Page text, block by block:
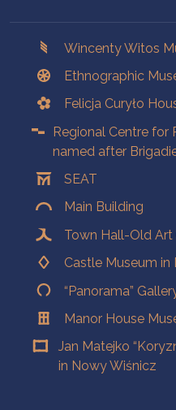
Wincenty Witos
Ethnographic
Felicja Curyło
Regional Centre for
named after
SEAT
Main Building
Town Hall-Old Art
Castle Museum in
“Panorama”
Manor House
Jan Matejko
in Nowy Wiśnicz